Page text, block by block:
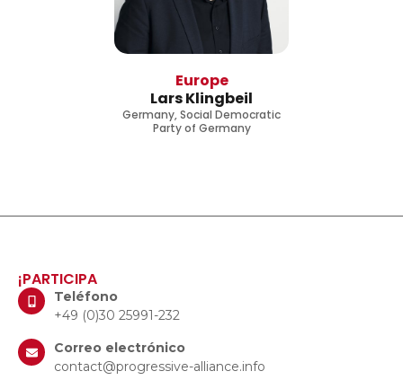
Europe
Lars Klingbeil
Germany, Social Democratic
Party of Germany
¡PARTICIPA
Teléfono
+49 (0)30 25991-232
Correo electrónico
contact@progressive-alliance.info